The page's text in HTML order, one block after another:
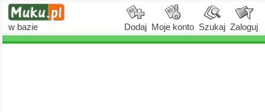
w bazie Dodaj Moje konto Szukaj Zaloguj